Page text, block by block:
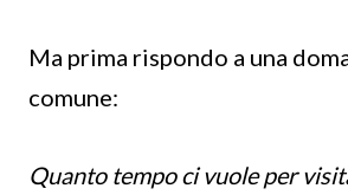
Ma prima rispondo a una
comune:
Quanto tempo ci vuole per